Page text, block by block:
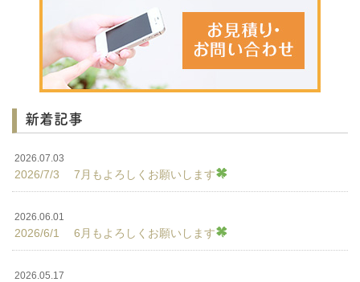
新着記事
2026.07.03
2026/7/3 7月もよろしくお願いします
2026.06.01
2026/6/1 6月もよろしくお願いします
2026.05.17